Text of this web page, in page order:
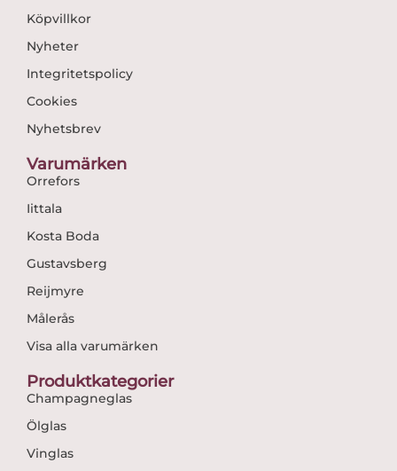
Köpvillkor
Nyheter
Integritetspolicy
Cookies
Nyhetsbrev
Varumärken
Orrefors
Iittala
Kosta Boda
Gustavsberg
Reijmyre
Målerås
Visa alla varumärken
Produktkategorier
Champagneglas
Ölglas
Vinglas